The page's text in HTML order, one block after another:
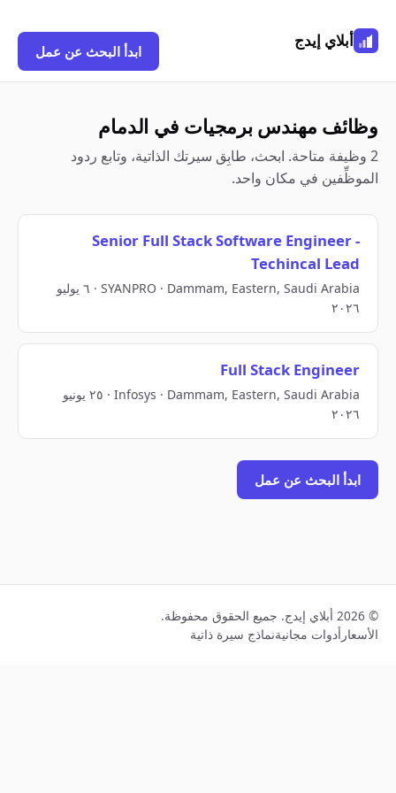
أبلاي إيدج
ابدأ البحث عن عمل
وظائف مهندس برمجيات في الدمام
2 وظيفة متاحة. ابحث، طابِق سيرتك الذاتية، وتابع ردود
الموظِّفين في مكان واحد.
Senior Full Stack Software Engineer -
Techincal Lead
SYANPRO · Dammam, Eastern, Saudi Arabia · ٦ يوليو
٢٠٢٦
Full Stack Engineer
Infosys · Dammam, Eastern, Saudi Arabia · ٢٥ يونيو
٢٠٢٦
ابدأ البحث عن عمل
© 2026 أبلاي إيدج. جميع الحقوق محفوظة.
الأسعار أدوات مجانيةنماذج سيرة ذاتية